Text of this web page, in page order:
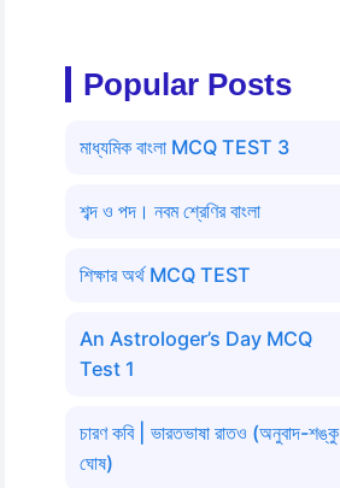
Popular Posts
মাধ্যমিক বাংলা MCQ TEST 3
শব্দ ও পদ। নবম শ্রেণির বাংলা
শিক্ষার অর্থ MCQ TEST
An Astrologer’s Day MCQ
Test 1
চারণ কবি | ভারতভাষা রাতও (অনুবাদ-শঙ্কু
ঘোষ)